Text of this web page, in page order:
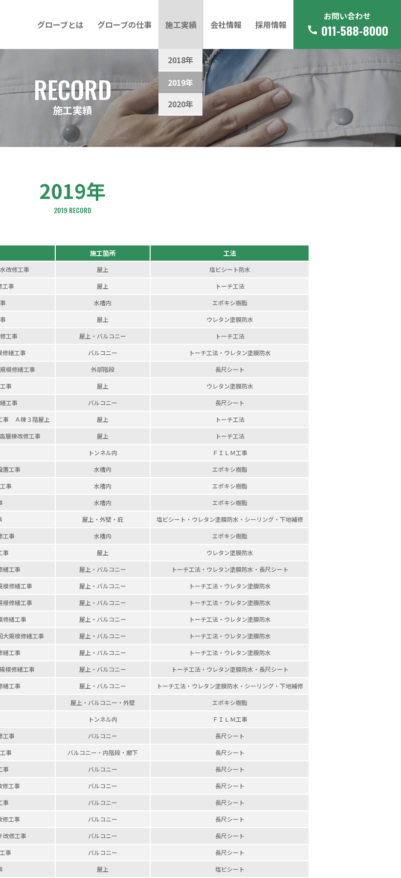
グローブとは グローブの仕事 施工実績
2018年
2019年
2020年
会社情報 採用情報
お問い合わせ
call 011-588-8000
RECORD
施工実績
2019年
2019 RECORD
施工箇所 工法
改修工事 屋上
塩ビシート防水
工事 屋上
トーチ工法
水槽内
エポキシ樹脂
屋上
ウレタン塗膜防水
工事 屋上・バルコニー
トーチ工法
修繕工事 バルコニー トーチ工法・ ウレタン塗膜防水
模修繕工事 外部階段
長尺シート
事 屋上
ウレタン塗膜防水
工事 バルコニー
長尺シート
事 Ａ棟３階屋上 屋上
トーチ工法
層棟改修工事 屋上
トーチ工法
トンネル内
ＦＩＬＭ工事
置工事 水槽内
エポキシ樹脂
事 水槽内
エポキシ樹脂
水槽内
エポキシ樹脂
屋上・外壁・庇 塩ビシート・ ウレタン塗膜防水・ シーリング・ 下地補修
工事 水槽内
エポキシ樹脂
事 屋上
ウレタン塗膜防水
繕工事 屋上・バルコニー トーチ工法・ ウレタン塗膜防水・ 長尺シート
模修繕工事 屋上・バルコニー トーチ工法・ ウレタン塗膜防水
模修繕工事 屋上・バルコニー トーチ工法・ ウレタン塗膜防水
修繕工事 屋上・バルコニー トーチ工法・ ウレタン塗膜防水
大規模修繕工事 屋上・バルコニー トーチ工法・ ウレタン塗膜防水
繕工事 屋上・バルコニー トーチ工法・ ウレタン塗膜防水
模修繕工事 屋上・バルコニー トーチ工法・ ウレタン塗膜防水・ 長尺シート
繕工事 屋上・バルコニー トーチ工法・ ウレタン塗膜防水・ シーリング・ 下地補修
屋上・ バルコニー・外壁
エポキシ樹脂
トンネル内
ＦＩＬＭ工事
工事 バルコニー
長尺シート
事 バルコニー・内階段・廊下
長尺シート
事 バルコニー
長尺シート
修工事 バルコニー
長尺シート
事 バルコニー
長尺シート
修工事 バルコニー
長尺シート
改修工事 バルコニー
長尺シート
事 バルコニー
長尺シート
屋上 塩ビシート